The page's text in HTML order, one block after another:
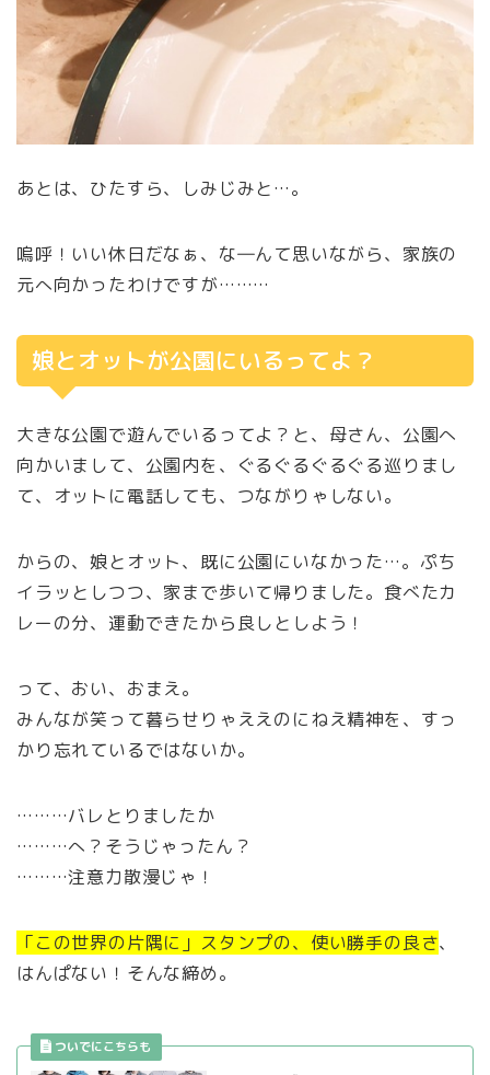
あとは、ひたすら、しみじみと…。
嗚呼！いい休日だなぁ、な―んて思いながら、家族の
元へ向かったわけですが………
娘とオットが公園にいるってよ？
大きな公園で遊んでいるってよ？と、母さん、公園へ
向かいまして、公園内を、ぐるぐるぐるぐる巡りまし
て、オットに電話しても、つながりゃしない。
からの、娘とオット、既に公園にいなかった…。ぷち
イラッとしつつ、家まで歩いて帰りました。食べたカ
レーの分、運動できたから良しとしよう！
って、おい、おまえ。
みんなが笑って暮らせりゃええのにねえ精神を、すっ
かり忘れているではないか。
………バレとりましたか
………へ？そうじゃったん？
………注意力散漫じゃ！
「この世界の片隅に」スタンプの、使い勝手の良さ、
はんぱない！そんな締め。